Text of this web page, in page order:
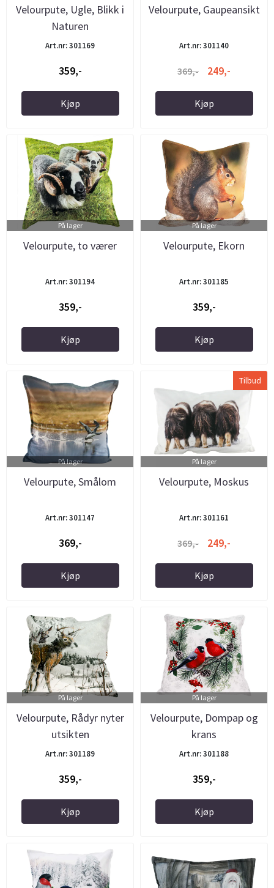
Velourpute, Ugle, Blikk i
Naturen
Art.nr: 301169
359,-
Kjøp
Velourpute, Gaupeansikt
Art.nr: 301140
369,- 249,-
Kjøp
På lager
Velourpute, to værer
Art.nr: 301194
359,-
Kjøp
På lager
Velourpute, Ekorn
Art.nr: 301185
359,-
Kjøp
På lager
Velourpute, Smålom
Art.nr: 301147
369,-
Kjøp
Tilbud
På lager
Velourpute, Moskus
Art.nr: 301161
369,- 249,-
Kjøp
På lager
Velourpute, Rådyr nyter
utsikten
Art.nr: 301189
359,-
Kjøp
På lager
Velourpute, Dompap og
krans
Art.nr: 301188
359,-
Kjøp